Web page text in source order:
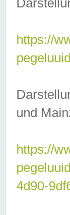
https://
und
https://
4d90-